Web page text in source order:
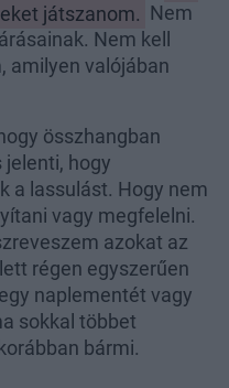
játszanom.
Nem
Nem kell
amilyen valójában
összhangban
hogy
a lassulást. Hogy nem
vagy megfelelni.
azokat az
régen egyszerűen
naplementét vagy
sokkal többet
bármi.